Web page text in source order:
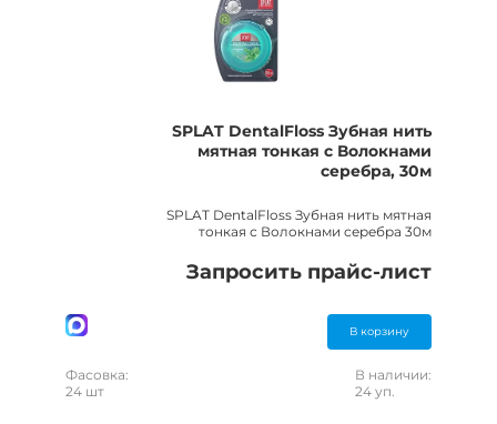
SPLAT DentalFloss Зубная нить
мятная тонкая с Волокнами
серебра, 30м
SPLAT DentalFloss Зубная нить мятная
тонкая с Волокнами серебра 30м
Запросить прайс-лист
В корзину
Фасовка:
24 шт
В наличии:
24 уп.